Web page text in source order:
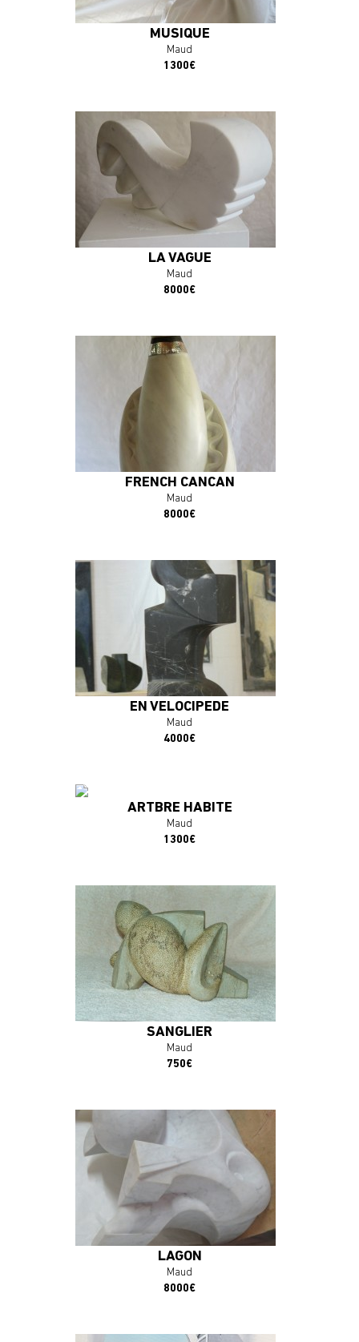
MUSIQUE
Maud
1300€
LA VAGUE
Maud
8000€
FRENCH CANCAN
Maud
8000€
En savoir plus
J'ACHÈTE L'OEUVRE
EN VELOCIPEDE
Maud
4000€
En savoir plus
J'ACHÈTE L'OEUVRE
ARTBRE HABITÉ
Maud
1300€
En savoir plus
SANGLIER
Maud
750€
En savoir plus
LAGON
Maud
8000€
En savoir plus
J'ACHÈTE L'OEUVRE
En savoir plus
J'ACHÈTE L'OEUVRE